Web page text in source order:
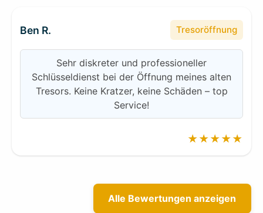
Ben R. Tresoröffnung
Sehr diskreter und professioneller
Schlüsseldienst bei der Öffnung meines alten
Tresors. Keine Kratzer, keine Schäden – top
Service!
★★★★★
Alle Bewertungen anzeigen